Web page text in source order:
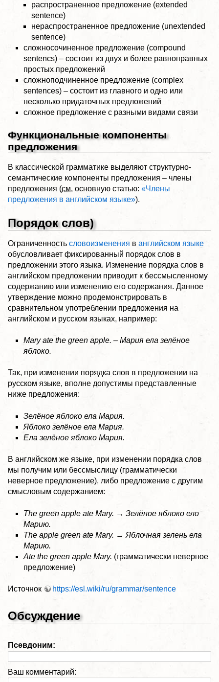
распространенное предложение (extended
sentence)
нераспространенное предложение (unextended
sentence)
сложносочиненное предложение (compound
sentencs) – состоит из двух и более равноправных
простых предложений
сложноподчиненное предложение (complex
sentences) – состоит из главного и одно или
несколько придаточных предложений
сложное предложение с разными видами связи
Функциональные компоненты
предложения
В классической грамматике выделяют структурно-
семантические компоненты предложения – члены
предложения (см. основную статью: «Члены
предложения в английском языке»).
Порядок слов)
Ограниченность словоизменения в английском языке
обусловливает фиксированный порядок слов в
предложении этого языка. Изменение порядка слов в
английском предложении приводит к бессмысленному
содержанию или изменению его содержания. Данное
утверждение можно продемонстрировать в
сравнительном употреблении предложения на
английском и русском языках, например:
Mary ate the green apple. – Мария ела зелёное
яблоко.
Так, при изменении порядка слов в предложении на
русском языке, вполне допустимы представленные
ниже предложения:
Зелёное яблоко ела Мария.
Яблоко зелёное ела Мария.
Ела зелёное яблоко Мария.
В английском же языке, при изменении порядка слов
мы получим или бессмыслицу (грамматически
неверное предложение), либо предложение с другим
смысловым содержанием:
The green apple ate Mary. → Зелёное яблоко ело
Марию.
The apple green ate Mary. → Яблочная зелень ела
Марию.
Ate the green apple Mary. (грамматически неверное
предложение)
Источнок https://esl.wiki/ru/grammar/sentence
Обсуждение
Псевдоним:
Ваш комментарий: